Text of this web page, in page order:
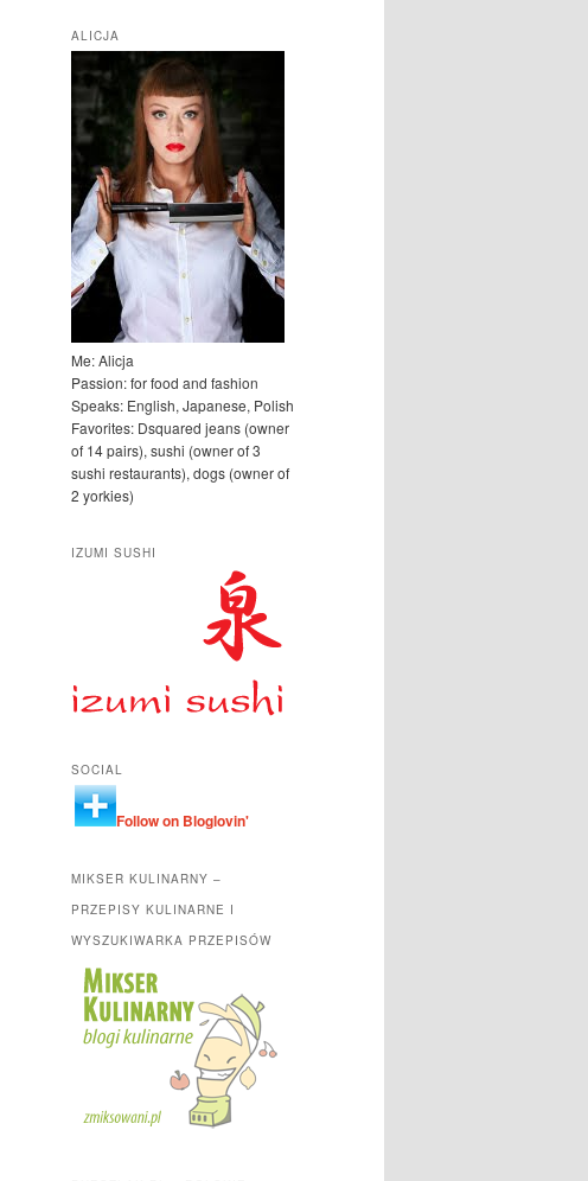
k
a
ALICJA
Me: Alicja
Passion: for food and fashion
Speaks: English, Japanese, Polish
Favorites: Dsquared jeans (owner
of 14 pairs), sushi (owner of 3
sushi restaurants), dogs (owner of
2 yorkies)
IZUMI SUSHI
SOCIAL
Follow on Bloglovin'
MIKSER KULINARNY –
PRZEPISY KULINARNE I
WYSZUKIWARKA PRZEPISÓW